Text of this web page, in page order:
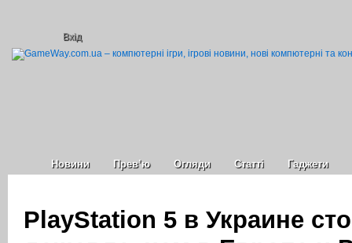
Вхід
Новини Прев’ю Огляди Статті Гаджети
PlayStation 5 в Украине